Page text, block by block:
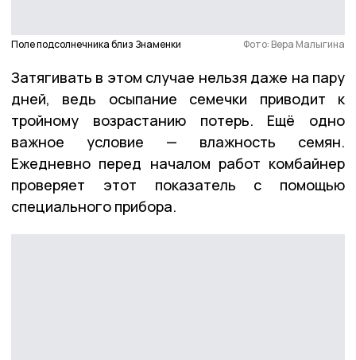
Поле подсолнечника близ Знаменки Фото: Вера Малыгина
Затягивать в этом случае нельзя даже на пару
дней, ведь осыпание семечки приводит к
тройному возрастанию потерь. Ещё одно
важное условие — влажность семян.
Ежедневно перед началом работ комбайнер
проверяет этот показатель с помощью
специального прибора.